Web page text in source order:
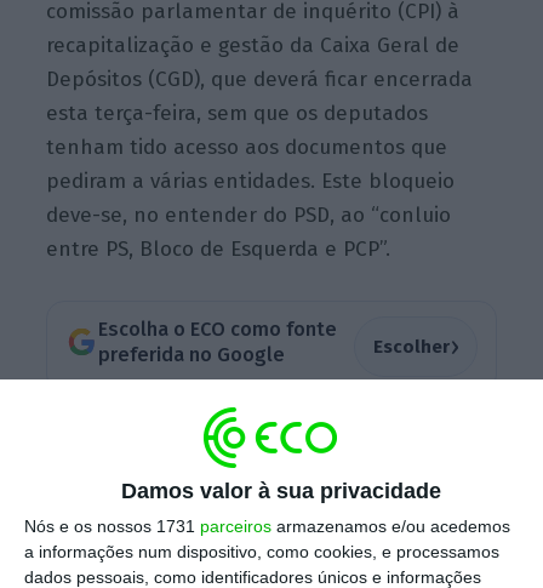
Damos valor à sua privacidade
Nós e os nossos 1731 parceiros armazenamos e/ou acedemos
a informações num dispositivo, como cookies, e processamos
dados pessoais, como identificadores únicos e informações
comissão parlamentar de inquérito (CPI) à
recapitalização e gestão da Caixa Geral de
Depósitos (CGD), que deverá ficar encerrada
esta terça-feira, sem que os deputados
tenham tido acesso aos documentos que
pediram a várias entidades. Este bloqueio
deve-se, no entender do PSD, ao “conluio
entre PS, Bloco de Esquerda e PCP”.
Escolha o ECO como fonte
preferida no Google
Escolher›
Em conferência de imprensa, esta manhã,
Luís Montenegro fez saber que
votar contra o relatório final , que considera
ser um “pseudo-relatório”, já que os
deputados não chegaram a ter acesso à